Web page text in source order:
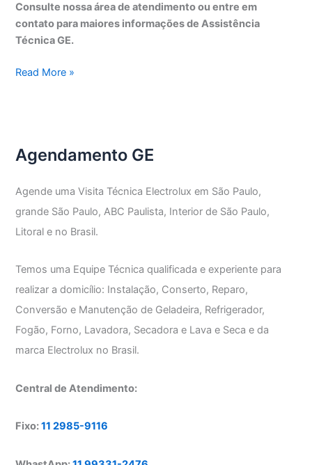
Consulte nossa área de atendimento ou entre em
contato para maiores informações de Assistência
Técnica GE.
Assistência
ó
Read More »
Agendamento GE
Agende uma Visita Técnica Electrolux em São Paulo,
grande São Paulo, ABC Paulista, Interior de São Paulo,
Litoral e no Brasil.
Temos uma Equipe Técnica qualificada e experiente para
realizar a domicílio: Instalação, Conserto, Reparo,
Conversão e Manutenção de Geladeira, Refrigerador,
Fogão, Forno, Lavadora, Secadora e Lava e Seca e da
marca Electrolux no Brasil.
Central de Atendimento:
Fixo:11 2985-9116